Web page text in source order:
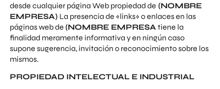
desde cualquier página Web propiedad de (NOMBRE
EMPRESA) La presencia de «links» o enlaces en las
páginas web de (NOMBRE EMPRESAtiene la
finalidad meramente informativa y en ningún caso
supone sugerencia, invitación o reconocimiento sobre los
mismos.
PROPIEDAD INTELECTUAL E INDUSTRIAL